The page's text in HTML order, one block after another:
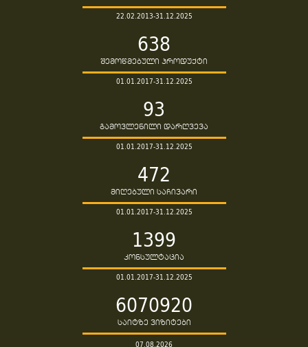
22.02.2013-31.12.2025
638
შემოწმებული პროდუქტი
01.01.2017-31.12.2025
93
გამოვლენილი დარღვევა
01.01.2017-31.12.2025
472
მიღებული საჩივარი
01.01.2017-31.12.2025
1399
კონსულტაცია
01.01.2017-31.12.2025
6070920
საიტზე ვიზიტები
07.08.2026